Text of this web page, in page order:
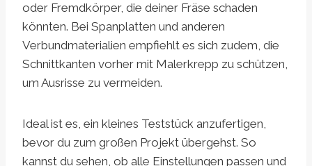
oder Fremdkörper, die deiner Fräse schaden
könnten. Bei Spanplatten und anderen
Verbundmaterialien empfiehlt es sich zudem, die
Schnittkanten vorher mit Malerkrepp zu schützen,
um Ausrisse zu vermeiden.
Ideal ist es, ein kleines Teststück anzufertigen,
bevor du zum großen Projekt übergehst. So
kannst du sehen, ob alle Einstellungen passen und